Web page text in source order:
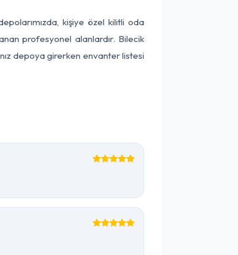
kişiye özel kilitli oda
profesyonel alanlardır. Bilecik
depoya girerken envanter listesi